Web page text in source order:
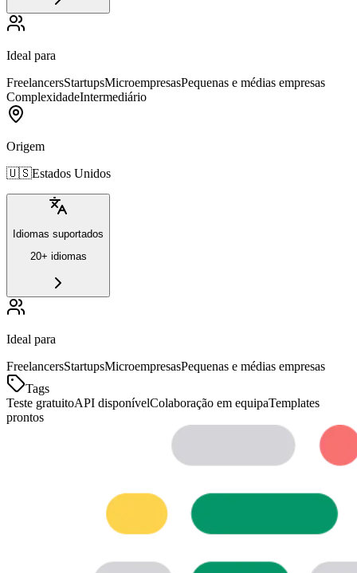
Ideal para
FreelancersStartupsMicroempresasPequenas e médias empresas
ComplexidadeIntermediário
Origem
🇺🇸Estados Unidos
Idiomas suportados
20+ idiomas
Ideal para
FreelancersStartupsMicroempresasPequenas e médias empresas
Tags
Teste gratuitoAPI disponívelColaboração em equipaTemplates
prontos